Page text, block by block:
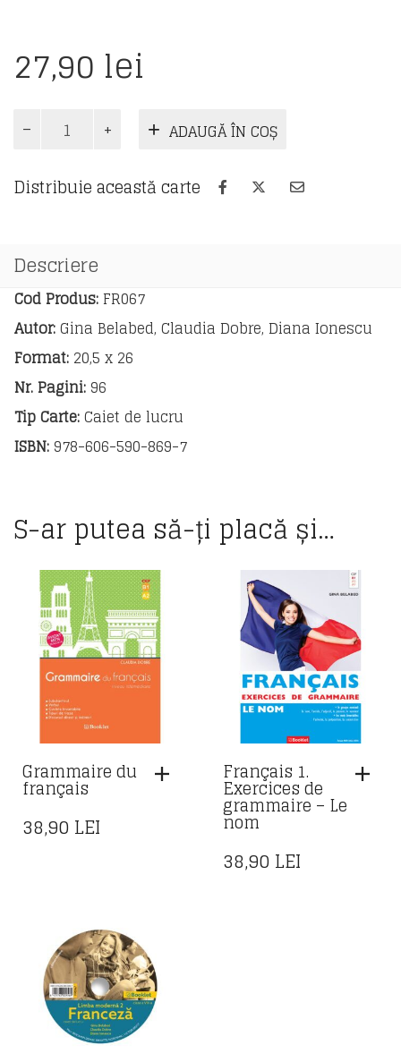
27,90 lei
Cantitate
Limba
2
Franceză
de
lucru
pentru
a
VIII-
ADAUGĂ ÎN COȘ
Distribuie această carte
Descriere
Cod Produs: FR067
Autor:Gina Belabed, Claudia Dobre, Diana Ionescu
Format: 20,5 x 26
Nr. Pagini:96
Tip Carte:Caiet de lucru
ISBN:978-606-590-869-7
S-ar putea să-ți placă și…
Grammaire du
français
38,90 LEI
Français 1.
Exercices de
grammaire – Le
nom
38,90 LEI